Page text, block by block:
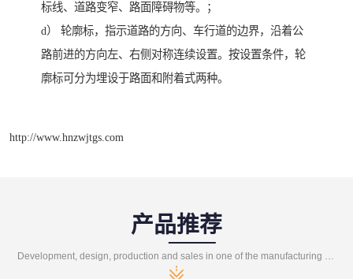
标线、道路变窄、路面障碍物等。；
d） 轮廓标，指示道路的方向、车行道的边界，沿着公
路前进的方向左、右侧对称连续设置。按设置条件，轮
廓标可分为埋设于路面和附着式两种。
http://www.hnzwjtgs.com
产品推荐